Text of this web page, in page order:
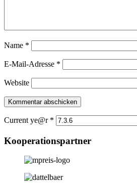
Name *
E-Mail-Adresse *
Website
Current ye@r *
Kooperationspartner